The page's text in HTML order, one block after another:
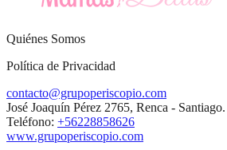
Quiénes Somos
Política de Privacidad
contacto@grupoperiscopio.com
José Joaquín Pérez 2765, Renca - Santiago.
Teléfono: +56228858626
www.grupoperiscopio.com